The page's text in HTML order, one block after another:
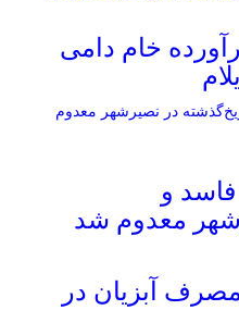
فرآورده خام دامی
فاسد و
معدوم شد
مصرف آبزیان در